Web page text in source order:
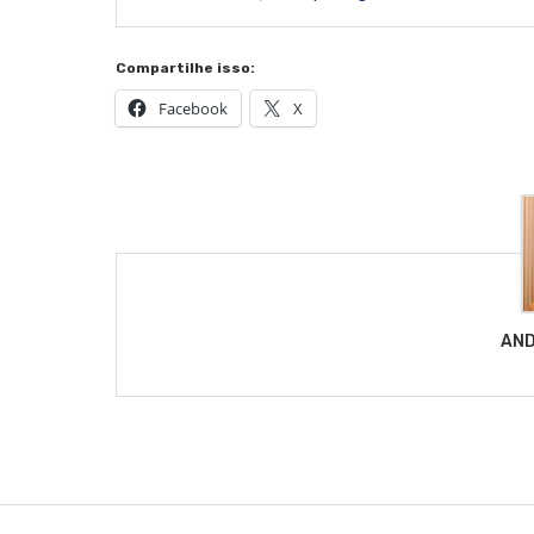
Compartilhe isso:
Facebook X